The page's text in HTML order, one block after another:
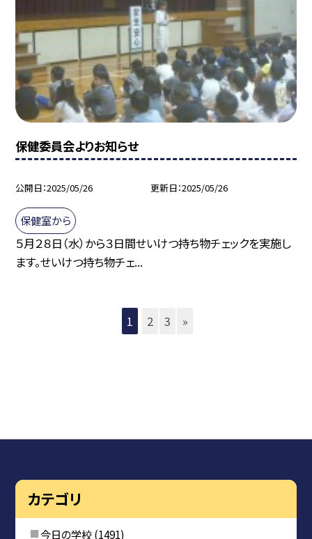
保健委員会よりお知らせ
公開日 2025/05/26 更新日 2025/05/26
保健室から
５月２８日（水）から３日間せいけつ持ち物チェックを実施し
ます。せいけつ持ち物チェ...
1 2 3 »
カテゴリ
今日の学校(1491)